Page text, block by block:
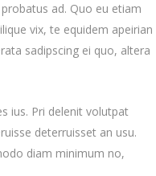
ad. Quo eu etiam
vix, te equidem apeirian
sadipscing ei quo, altera
ius. Pri delenit volutpat
deterruisset an usu.
diam minimum no,